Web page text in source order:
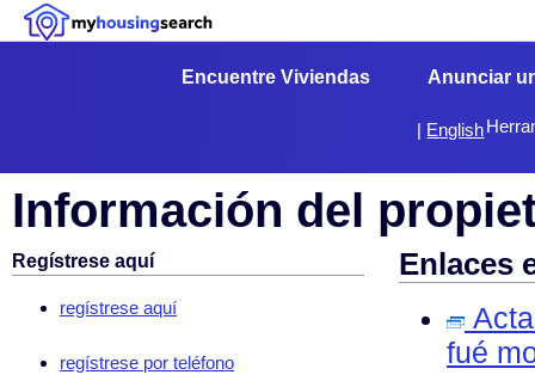
Encuentre Viviendas Anunciar
| English
Información del
Regístrese aquí
regístrese aquí
regístrese por teléfono
Enlaces
fué